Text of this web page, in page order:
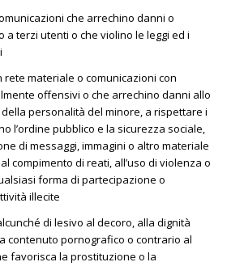
che arrechino danni o
a terzi utenti o che violino le leggi ed i
rete materiale o comunicazioni con
offensivi o che arrechino danni allo
personalità del minore, a rispettare i
l’ordine pubblico e la sicurezza sociale,
di messaggi, immagini o altro materiale
compimento di reati, all’uso di violenza o
forma di partecipazione o
illecite
di lesivo al decoro, alla dignità
contenuto pornografico o contrario al
favorisca la prostituzione o la